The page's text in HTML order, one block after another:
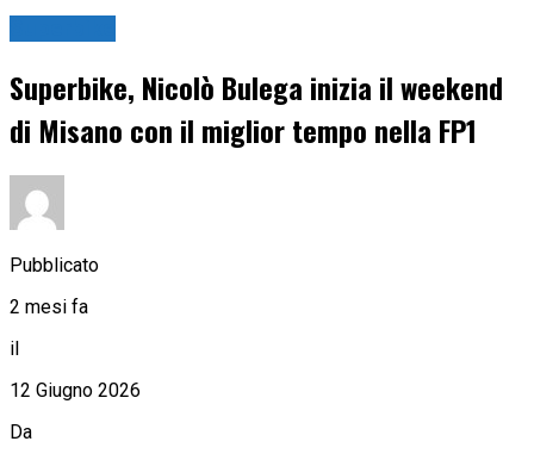
Superbike, Nicolò Bulega inizia il weekend
di Misano con il miglior tempo nella FP1
Pubblicato
2 mesi fa
il
12 Giugno 2026
Da